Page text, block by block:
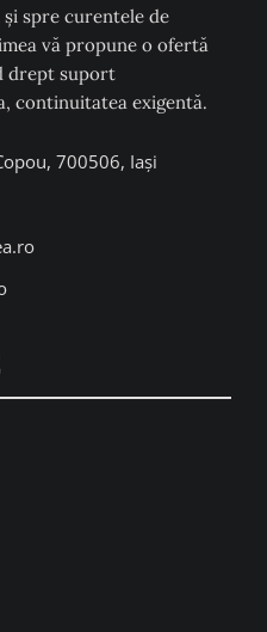
spre curentele de
vă propune o ofertă
drept suport
continuitatea exigentă.
700506, Iași